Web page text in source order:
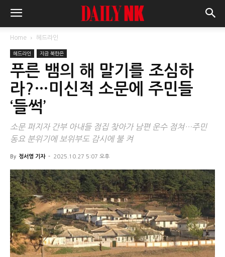
Home 헤드라인
헤드라인 지금 북한은
푸른 뱀의 해 말기를 조심하
라?…미신적 소문에 주민들
‘들썩’
소문 퍼지자 간부 아내들 점집 찾아가 남편 운수 점쳐…주민
동요 분위기에 보위부도 감시에 불 켜
By 정서영 기자 - 2025.10.27 5:07 오후